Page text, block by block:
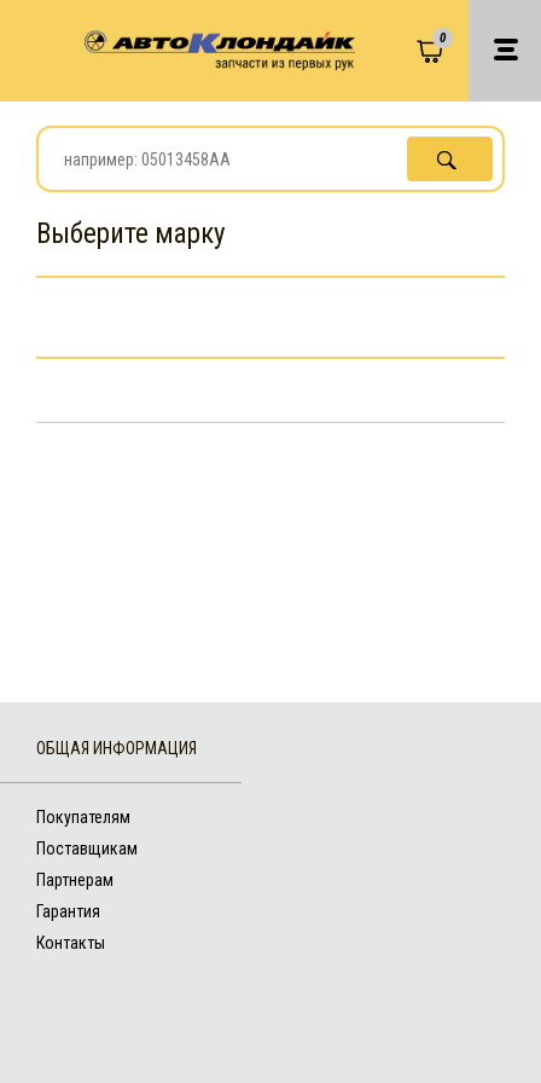
0
Выберите марку
ОБЩАЯ ИНФОРМАЦИЯ
Покупателям
Поставщикам
Партнерам
Гарантия
Контакты